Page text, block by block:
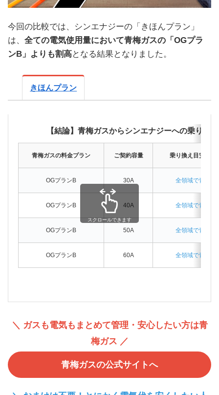
今回の比較では、シンエナジーの「きほんプラン」
は、 全ての電気使用量において青梅ガスの「OGプラ
ンB」よりも割高となる結果となりました。
きほんプラン
【結論】青梅ガスからシンエナジーへの乗り換
青梅ガスの料金プラン ご契約容量 乗り換え目安（月
OGプランB 30A 全領域で青梅ガ
OGプランB 40A 全領域で青梅ガ
OGプランB 50A 全領域で青梅ガ
OGプランB 60A 全領域で青梅ガ
スクロールできます
＼ ガスも電気もまとめて管理・安心したい方は青
梅ガス ／
青梅ガスの公式サイトへ